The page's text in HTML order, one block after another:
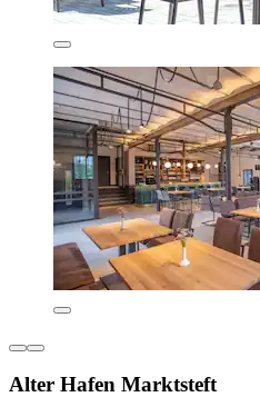
Alter Hafen Marktsteft